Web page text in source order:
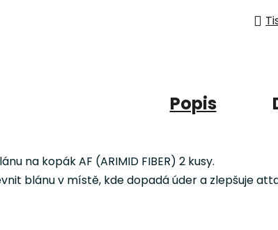
Popis
na kopák AF (ARIMID FIBER) 2 kusy.
blánu v místě, kde dopadá úder a zlepšuje